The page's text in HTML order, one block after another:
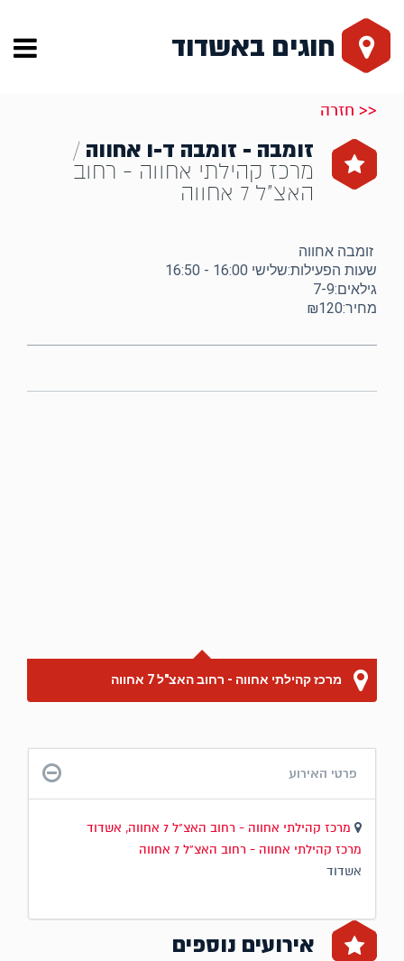
חוגים באשדוד
<< חזרה
זומבה - זומבה ד-ו אחווה /
מרכז קהילתי אחווה - רחוב
האצ"ל 7 אחווה
זומבה אחווה
שעות הפעילות:שלישי 16:00 - 16:50
גילאים:7-9
מחיר:₪120
מרכז קהילתי אחווה - רחוב האצ"ל 7 אחווה
פרטי האירוע
מרכז קהילתי אחווה - רחוב האצ"ל 7 אחווה, אשדוד
מרכז קהילתי אחווה - רחוב האצ"ל 7 אחווה
אשדוד
אירועים נוספים